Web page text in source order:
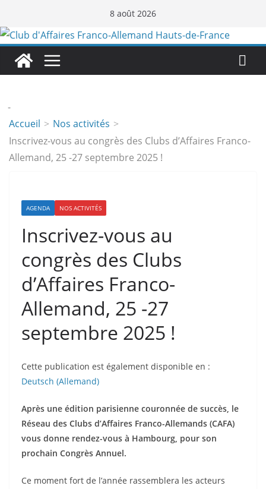
au
contenu
8 août 2026
-
Accueil
Nos activités
Inscrivez-vous au congrès des Clubs d’Affaires Franco-
Allemand, 25 -27 septembre 2025 !
AGENDA NOS ACTIVITÉS
Inscrivez-vous au
congrès des Clubs
d’Affaires Franco-
Allemand, 25 -27
septembre 2025 !
Cette publication est également disponible en :
Deutsch (Allemand)
Après une édition parisienne couronnée de succès, le
Réseau des Clubs d’Affaires Franco-Allemands (CAFA)
vous donne rendez-vous à Hambourg, pour son
prochain Congrès Annuel.
Ce moment fort de l’année rassemblera les acteurs